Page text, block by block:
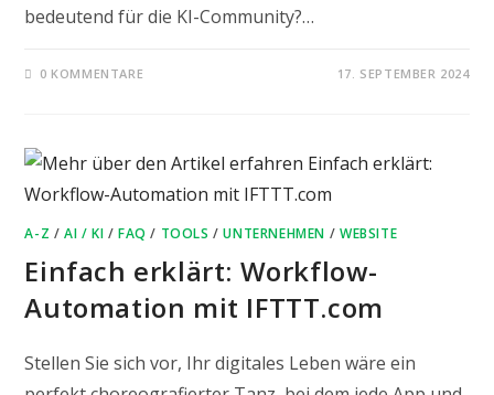
bedeutend für die KI-Community?…
0 KOMMENTARE 17. SEPTEMBER 2024
A-Z /AI / KI /FAQ / TOOLS /UNTERNEHMEN / WEBSITE
Einfach erklärt: Workflow-
Automation mit IFTTT.com
Stellen Sie sich vor, Ihr digitales Leben wäre ein